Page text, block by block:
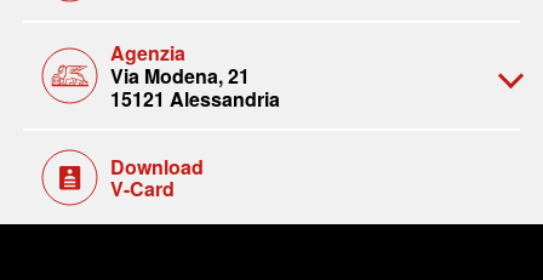
Agenzia
Via Modena, 21
15121 Alessandria
Download
V-Card